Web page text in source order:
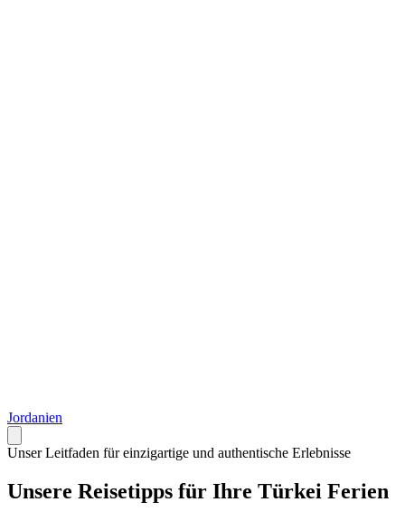
Jordanien
Unser Leitfaden für einzigartige und authentische Erlebnisse
Unsere Reisetipps für Ihre Türkei Ferien